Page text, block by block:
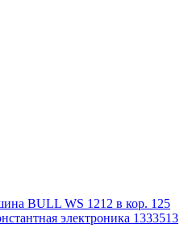
BULL WS 1212 в кор. 125
электроника 1333513